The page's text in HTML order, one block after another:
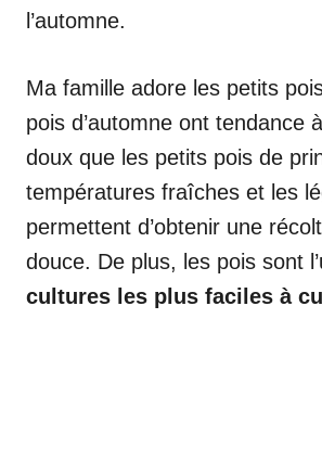
l’automne.
Ma famille adore les petits
pois d’automne ont tendance
doux que les petits pois de
températures fraîches et les
permettent d’obtenir une
douce. De plus, les pois sont
cultures les plus faciles à